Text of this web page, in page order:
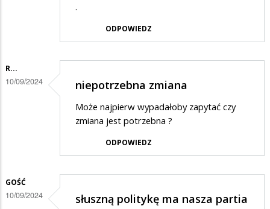
.
ODPOWIEDZ
R...
10/09/2024 niepotrzebna zmiana
Może najpierw wypadałoby zapytać czy
zmiana jest potrzebna ?
ODPOWIEDZ
GOŚĆ
10/09/2024 słuszną politykę ma nasza partia